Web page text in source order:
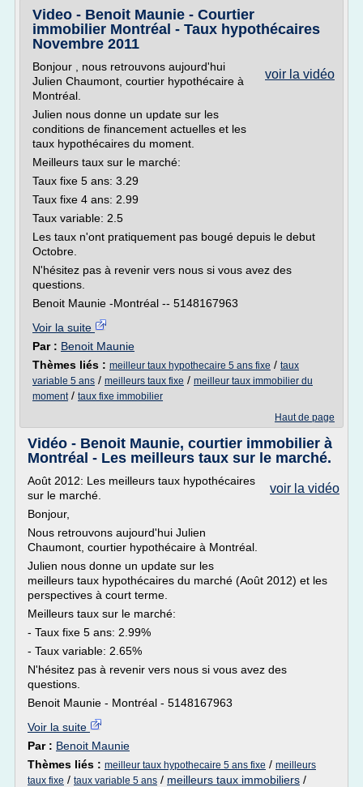
Video - Benoit Maunie - Courtier
immobilier Montréal - Taux hypothécaires
Novembre 2011
voir la vidéo
Bonjour , nous retrouvons aujourd'hui
Julien Chaumont, courtier hypothécaire à
Montréal.
Julien nous donne un update sur les
conditions de financement actuelles et les
taux hypothécaires du moment.
Meilleurs taux sur le marché:
Taux fixe 5 ans: 3.29
Taux fixe 4 ans: 2.99
Taux variable: 2.5
Les taux n'ont pratiquement pas bougé depuis le debut
Octobre.
N'hésitez pas à revenir vers nous si vous avez des
questions.
Benoit Maunie -Montréal -- 5148167963
Voir la suite
Par : Benoit Maunie
Thèmes liés : meilleur taux hypothecaire 5 ans fixe / taux
variable 5 ans / meilleurs taux fixe / meilleur taux immobilier du
moment/ taux fixe immobilier
Haut de page
Vidéo - Benoit Maunie, courtier immobilier à
Montréal - Les meilleurs taux sur le marché.
voir la vidéo
Août 2012: Les meilleurs taux hypothécaires
sur le marché.
Bonjour,
Nous retrouvons aujourd'hui Julien
Chaumont, courtier hypothécaire à Montréal.
Julien nous donne un update sur les
meilleurs taux hypothécaires du marché (Août 2012) et les
perspectives à court terme.
Meilleurs taux sur le marché:
- Taux fixe 5 ans: 2.99%
- Taux variable: 2.65%
N'hésitez pas à revenir vers nous si vous avez des
questions.
Benoit Maunie - Montréal - 5148167963
Voir la suite
Par : Benoit Maunie
Thèmes liés : meilleur taux hypothecaire 5 ans fixe / meilleurs
taux fixe / taux variable 5 ans / meilleurs taux immobiliers /